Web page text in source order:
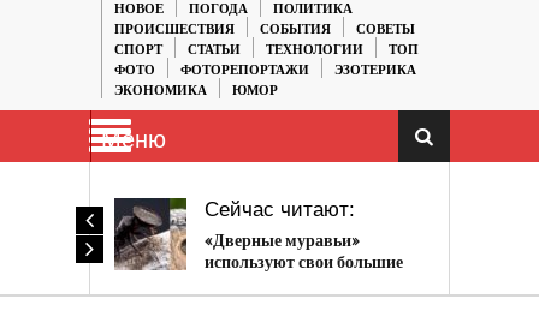
НОВОЕ
ПОГОДА
ПОЛИТИКА
ПРОИСШЕСТВИЯ
СОБЫТИЯ
СОВЕТЫ
СПОРТ
СТАТЬИ ТЕХНОЛОГИИ
ТОП
ФОТО
ФОТОРЕПОРТАЖИ
ЭЗОТЕРИКА
ЭКОНОМИКА
ЮМОР
Меню
Сейчас читают:
«Дверные муравьи»
используют свои большие